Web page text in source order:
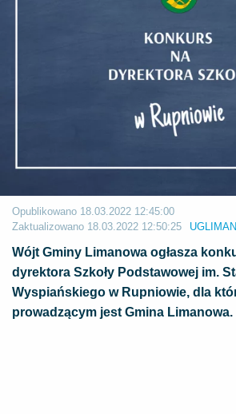
Opublikowano 18.03.2022 12:45:00
Zaktualizowano 18.03.2022 12:50:25
Wójt Gminy Limanowa ogłasza
dyrektora Szkoły Podstawowej im.
Wyspiańskiego w Rupniowie, dla
prowadzącym jest Gmina Limanowa.